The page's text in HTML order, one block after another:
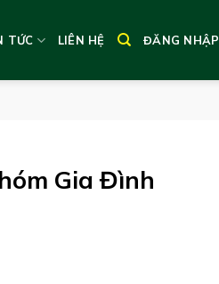
TỨC LIÊN HỆ ĐĂNG NHẬP
Gia Đình